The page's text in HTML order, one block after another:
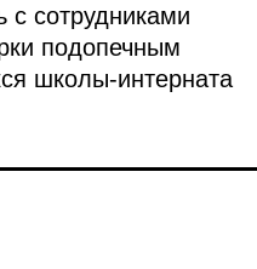
сотрудниками
подопечным
школы-интерната